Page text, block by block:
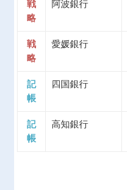
戦
略
阿波銀行
戦
略
愛媛銀行
記
帳
四国銀行
記
帳
高知銀行